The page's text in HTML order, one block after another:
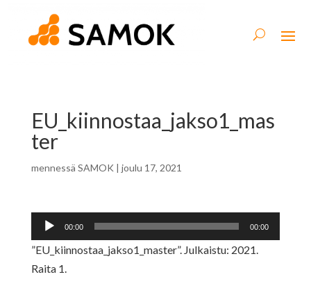
EU_kiinnostaa_jakso1_mas
ter
mennessä SAMOK | joulu 17, 2021
Äänitoistin
00:00 00:00
”EU_kiinnostaa_jakso1_master”. Julkaistu: 2021.
Raita 1.